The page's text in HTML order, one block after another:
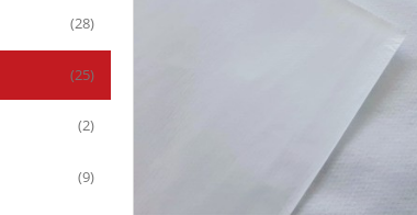
(28)
(25)
(2)
(9)